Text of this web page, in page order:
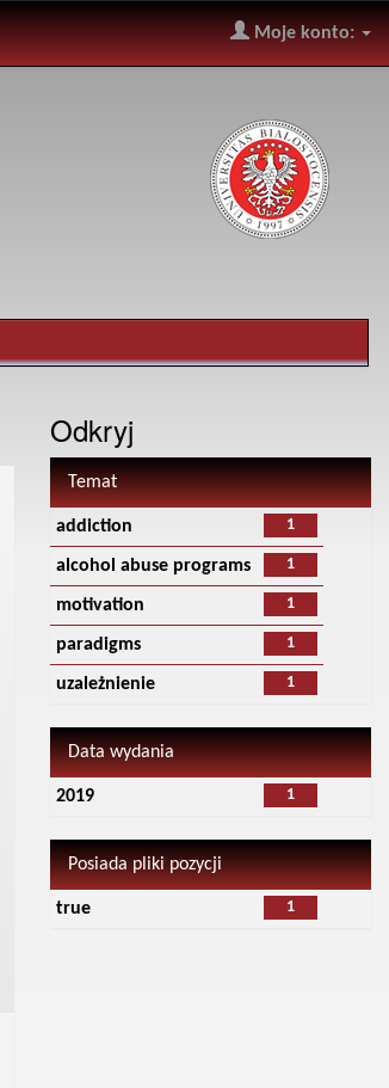
Moje konto:
Odkryj
Temat
1
addiction
1
alcohol abuse programs
1
motivation
1
paradigms
1
uzależnienie
Data wydania
1
2019
Posiada pliki pozycji
1
true